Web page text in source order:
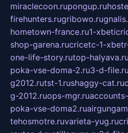
miraclecoon.rupongup.ru
firehunters.rugribowo.ru
hometown-france.ru1-
shop-garena.rucricetc-1-
one-life-story.rutop-halyava.ru
poka-vse-doma-2.ru3-d-file.ru
g2012.rutst-1.rushaggy-cat.ru
g-2012.ruops-mgr.ru
poka-vse-doma2.ru
tehosmotre.ruvarieta-yug.ru